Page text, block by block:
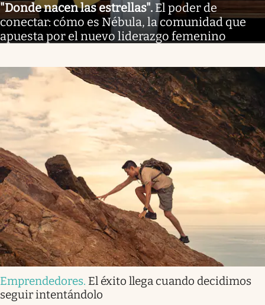
"Donde nacen las estrellas". El poder de
conectar: cómo es Nébula, la comunidad que
apuesta por el nuevo liderazgo femenino
Emprendedores. El éxito llega cuando decidimos
seguir intentándolo